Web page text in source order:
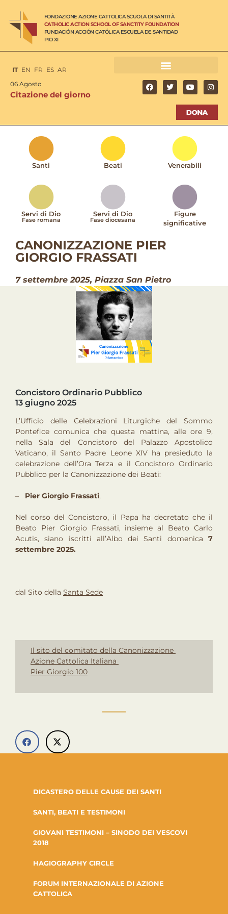
FONDAZIONE AZIONE CATTOLICA SCUOLA DI SANTITÀ
CATHOLIC ACTION SCHOOL OF SANCTITY FOUNDATION
FUNDACIÓN ACCIÓN CATÓLICA ESCUELA DE SANTIDAD
PIO XI
IT EN FR ES AR
06 Agosto
Citazione del giorno
Santi Beati Venerabili
Servi di Dio
Fase romana
Servi di Dio
Fase diocesana
Figure
significative
CANONIZZAZIONE PIER
GIORGIO FRASSATI
7 settembre 2025, Piazza San Pietro
Concistoro Ordinario Pubblico
13 giugno 2025
L’Ufficio delle Celebrazioni Liturgiche del Sommo
Pontefice comunica che questa mattina, alle ore 9,
nella Sala del Concistoro del Palazzo Apostolico
Vaticano, il Santo Padre Leone XIV ha presieduto la
celebrazione dell’Ora Terza e il Concistoro Ordinario
Pubblico per la Canonizzazione dei Beati:
– Pier Giorgio Frassati,
Nel corso del Concistoro, il Papa ha decretato che il
Beato Pier Giorgio Frassati, insieme al Beato Carlo
Acutis, siano iscritti all’Albo dei Santi domenica 7
settembre 2025.
dal Sito della Santa Sede
Il sito del comitato della Canonizzazione
Azione Cattolica Italiana
Pier Giorgio 100
DICASTERO DELLE CAUSE DEI SANTI
SANTI, BEATI E TESTIMONI
GIOVANI TESTIMONI – SINODO DEI VESCOVI
2018
HAGIOGRAPHY CIRCLE
FORUM INTERNAZIONALE DI AZIONE
CATTOLICA